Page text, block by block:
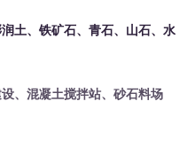
土、铁矿石、青石、山石、水
、混凝土搅拌站、砂石料场